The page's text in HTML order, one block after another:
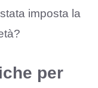
imposta la
per